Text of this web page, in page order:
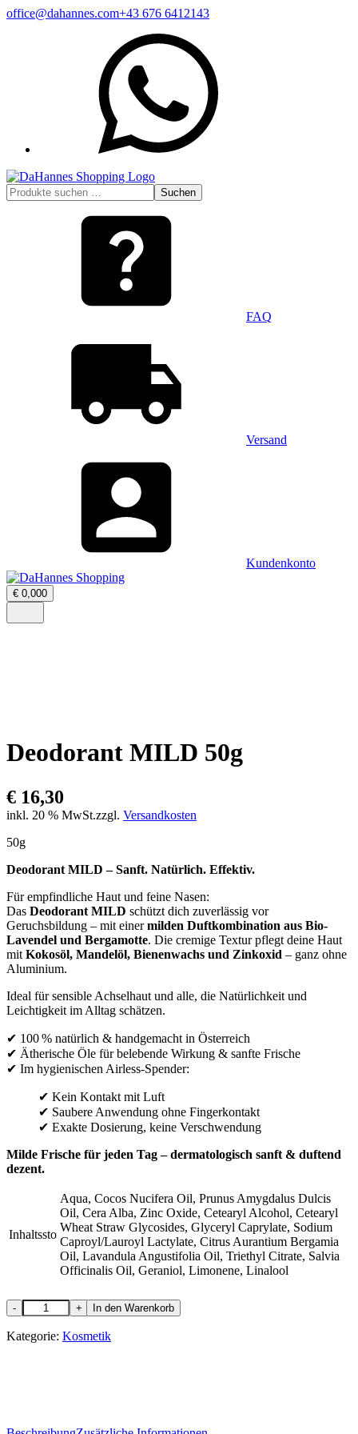
Zum
office@dahannes.com+43 676 6412143
Suchen
nach:
Suchen
FAQ
Versand
Kundenkonto
€ 0,000Warenkorb
öffnen
Menü
Deodorant MILD 50g
€ 16,30
inkl. 20 % MwSt.zzgl. Versandkosten
50g
Deodorant MILD – Sanft. Natürlich. Effektiv.
Für empfindliche Haut und feine Nasen:
Das Deodorant MILD schützt dich zuverlässig vor
Geruchsbildung – mit einermilden Duftkombination aus Bio-
Lavendel und Bergamotte. Die cremige Textur pflegt deine Haut
mitKokosöl, Mandelöl, Bienenwachs und Zinkoxid – ganz ohne
Aluminium.
Ideal für sensible Achselhaut und alle, die Natürlichkeit und
Leichtigkeit im Alltag schätzen.
✔ 100 % natürlich & handgemacht in Österreich
✔ Ätherische Öle für belebende Wirkung & sanfte Frische
✔ Im hygienischen Airless-Spender:
✔ Kein Kontakt mit Luft
✔ Saubere Anwendung ohne Fingerkontakt
✔ Exakte Dosierung, keine Verschwendung
Milde Frische für jeden Tag – dermatologisch sanft & duftend
dezent.
Inhaltssto
Aqua, Cocos Nucifera Oil, Prunus Amygdalus Dulcis
Oil, Cera Alba, Zinc Oxide, Cetearyl Alcohol, Cetearyl
Wheat Straw Glycosides, Glyceryl Caprylate, Sodium
Caproyl/Lauroyl Lactylate, Citrus Aurantium Bergamia
Oil, Lavandula Angustifolia Oil, Triethyl Citrate, Salvia
Officinalis Oil, Geraniol, Limonene, Linalool
Deodorant
MILD
50g
- + In den Warenkorb
Kategorie: Kosmetik